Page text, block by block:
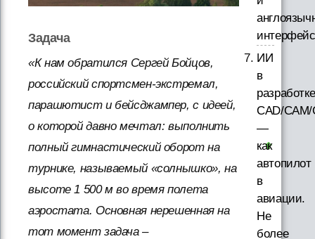
Задача
«К нам обратился Сергей Бойцов,
российский спортсмен-экстремал,
парашютист и бейсджампер, с идеей,
о которой давно мечтал: выполнить
полный гимнастический оборот на
турнике, называемый «солнышко», на
высоте 1 500 м во время полета
аэростата. Основная нерешенная на
тот момент задача –
ИИ
в
разработке
CAD/
—
как
автопилот
в
авиации.
Не
более